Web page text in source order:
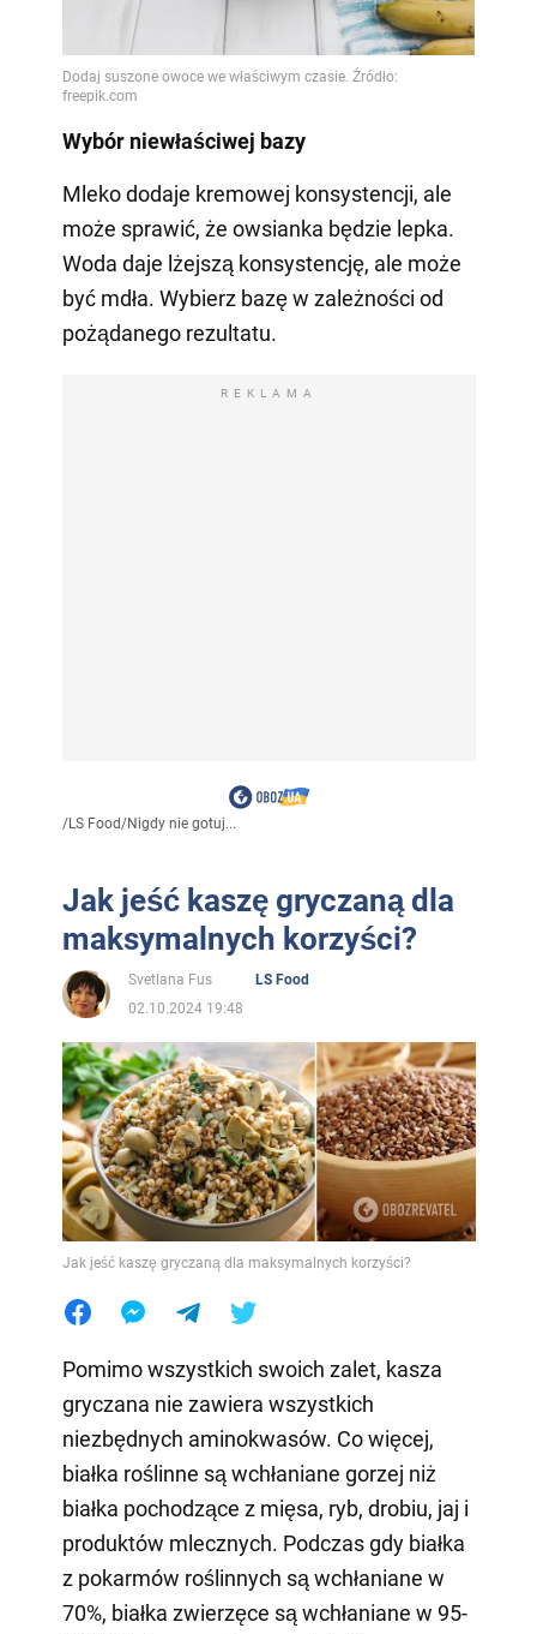
Wybór niewłaściwej bazy
Mleko dodaje kremowej konsystencji, ale
może sprawić, że owsianka będzie lepka.
Woda daje lżejszą konsystencję, ale może
być mdła. Wybierz bazę w zależności od
pożądanego rezultatu.
REKLAMA
/LS Food/Nigdy nie gotuj...
Jak jeść kaszę gryczaną dla
maksymalnych korzyści?
Svetlana Fus
LS Food
02.10.2024 19:48
Jak jeść kaszę gryczaną dla maksymalnych korzyści?
Pomimo wszystkich swoich zalet, kasza
gryczana nie zawiera wszystkich
niezbędnych aminokwasów. Co więcej,
białka roślinne są wchłaniane gorzej niż
białka pochodzące z mięsa, ryb, drobiu, jaj i
produktów mlecznych. Podczas gdy białka
z pokarmów roślinnych są wchłaniane w
70%, białka zwierzęce są wchłaniane w 95-